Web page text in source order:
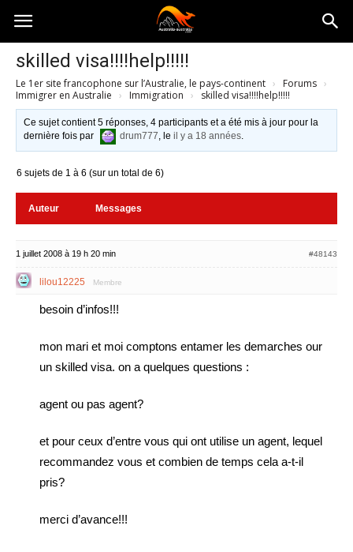
Australia-
australie.com
skilled visa!!!!help!!!!!
Le 1er site francophone sur l’Australie, le pays-continent › Forums ›
Immigrer en Australie › Immigration › skilled visa!!!!help!!!!!
Ce sujet contient 5 réponses, 4 participants et a été mis à jour pour la
dernière fois par
drum777, leil y a 18 années.
6 sujets de 1 à 6 (sur un total de 6)
Auteur Messages
1 juillet 2008 à 19 h 20 min #48143
lilou12225 Membre
besoin d’infos!!!
mon mari et moi comptons entamer les demarches our
un skilled visa. on a quelques questions :
agent ou pas agent?
et pour ceux d’entre vous qui ont utilise un agent, lequel
recommandez vous et combien de temps cela a-t-il
pris?
merci d’avance!!!